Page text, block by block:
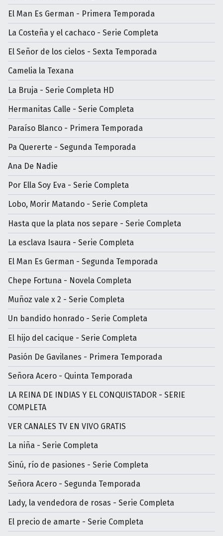
El Man Es German - Primera Temporada
La Costeña y el cachaco - Serie Completa
El Señor de los cielos - Sexta Temporada
Camelia la Texana
La Bruja - Serie Completa HD
Hermanitas Calle - Serie Completa
Paraíso Blanco - Primera Temporada
Pa Quererte - Segunda Temporada
Ana De Nadie
Por Ella Soy Eva - Serie Completa
Lobo, Morir Matando - Serie Completa
Hasta que la plata nos separe - Serie Completa
La esclava Isaura - Serie Completa
El Man Es German - Segunda Temporada
Chepe Fortuna - Novela Completa
Muñoz vale x 2 - Serie Completa
Un bandido honrado - Serie Completa
El hijo del cacique - Serie Completa
Pasión De Gavilanes - Primera Temporada
Señora Acero - Quinta Temporada
LA REINA DE INDIAS Y EL CONQUISTADOR - SERIE
COMPLETA
VER CANALES TV EN VIVO GRATIS
La niña - Serie Completa
Sinú, río de pasiones - Serie Completa
Señora Acero - Segunda Temporada
Lady, la vendedora de rosas - Serie Completa
El precio de amarte - Serie Completa